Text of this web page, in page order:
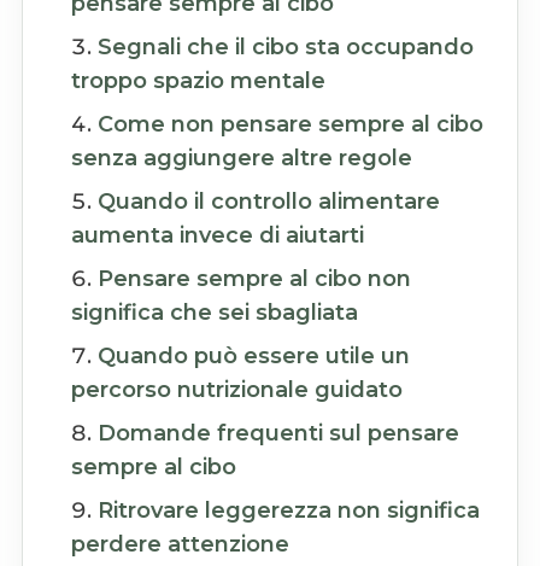
Segnali che il cibo sta occupando
troppo spazio mentale
Come non pensare sempre al cibo
senza aggiungere altre regole
Quando il controllo alimentare
aumenta invece di aiutarti
Pensare sempre al cibo non
significa che sei sbagliata
Quando può essere utile un
percorso nutrizionale guidato
Domande frequenti sul pensare
sempre al cibo
Ritrovare leggerezza non significa
perdere attenzione